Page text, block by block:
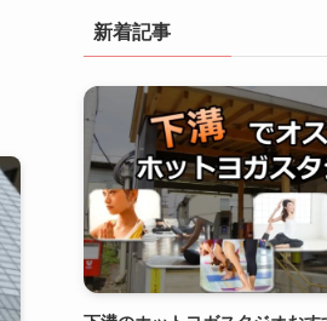
新着記事